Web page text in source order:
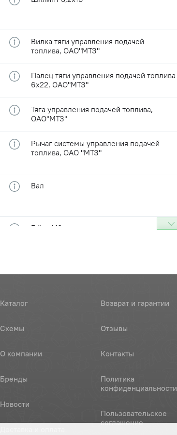
Вилка тяги управления подачей
топлива, ОАО"МТЗ"
Палец тяги управления подачей топлива
6х22, ОАО"МТЗ"
Тяга управления подачей топлива,
ОАО"МТЗ"
Рычаг системы управления подачей
топлива, ОАО "МТЗ"
Вал
Гайка М8
Тяга
Каталог
Схемы
О компании
Бренды
Новости
Возврат и гарантии
Отзывы
Контакты
Политика
конфиденциальности
Пользовательское
соглашение